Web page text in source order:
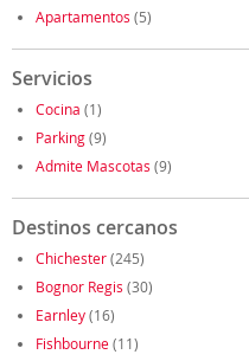
Apartamentos (5)
Servicios
Cocina (1)
Parking(9)
Admite Mascotas (9)
Destinos cercanos
Chichester(245)
Bognor Regis (30)
Earnley(16)
Fishbourne(11)